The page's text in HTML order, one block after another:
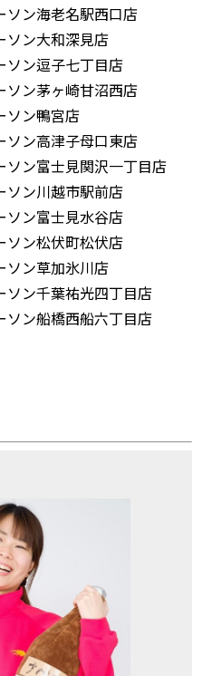
ソン海老名駅西口店
ソン大和深見店
ソン逗子七丁目店
ソン茅ヶ崎甘沼西店
ソン鴨宮店
ソン高津子母口東店
ソン富士見関沢一丁目店
ソン川越市駅前店
ソン富士見水谷店
ソン松伏町松伏店
ソン草加氷川店
ソン千葉祐光四丁目店
ソン船橋西船六丁目店